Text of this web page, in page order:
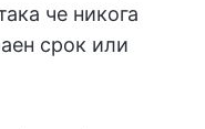
че никога
срок или